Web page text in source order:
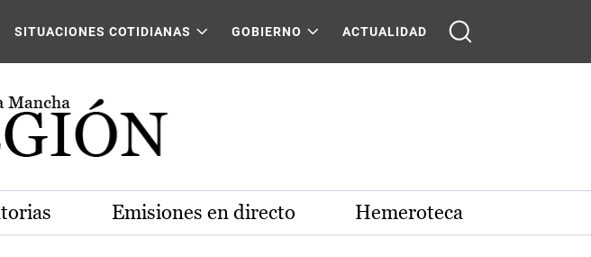
SITUACIONES COTIDIANAS GOBIERNO ACTUALIDAD
Emisiones en directo Hemeroteca